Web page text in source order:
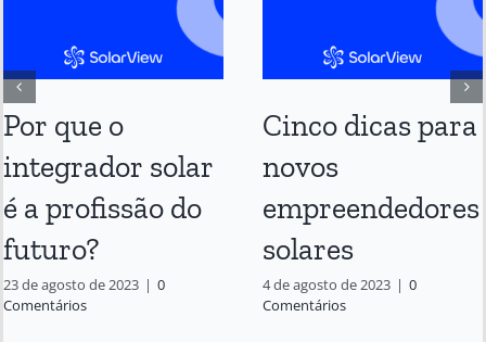
Por que o
integrador solar
é a profissão do
futuro?
23 de agosto de 2023 | 0
Comentários
Cinco dicas para
novos
empreendedores
solares
4 de agosto de 2023 | 0
Comentários